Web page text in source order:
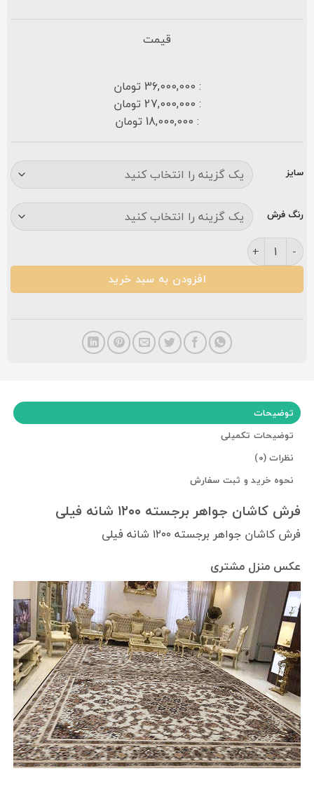
قیمت
: 36,000,000 تومان
: 27,000,000 تومان
: 18,000,000 تومان
سایز
رنگ فرش
فرش کاشان جواهر برجسته ۱۲۰۰ شانه فیلی عدد
افزودن به سبد خرید
توضیحات
توضیحات تکمیلی
نظرات (0)
نحوه خرید و ثبت سفارش
فرش کاشان جواهر برجسته ۱۲۰۰ شانه فیلی
فرش کاشان جواهر برجسته ۱۲۰۰ شانه فیلی
عکس منزل مشتری